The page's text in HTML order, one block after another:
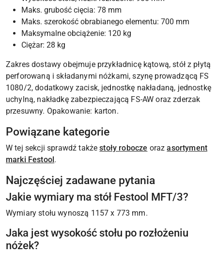
Maks. grubość cięcia: 78 mm
Maks. szerokość obrabianego elementu: 700 mm
Maksymalne obciążenie: 120 kg
Ciężar: 28 kg
Zakres dostawy obejmuje przykładnicę kątową, stół z płytą
perforowaną i składanymi nóżkami, szynę prowadzącą FS
1080/2, dodatkowy zacisk, jednostkę nakładaną, jednostkę
uchylną, nakładkę zabezpieczającą FS-AW oraz zderzak
przesuwny. Opakowanie: karton.
Powiązane kategorie
W tej sekcji sprawdź takżestoły robocze orazasortyment
marki Festool.
Najczęściej zadawane pytania
Jakie wymiary ma stół Festool MFT/3?
Wymiary stołu wynoszą 1157 x 773 mm.
Jaka jest wysokość stołu po rozłożeniu
nóżek?